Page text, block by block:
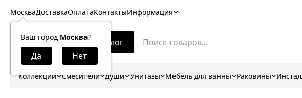
Москва
Ваш город Москва?
ДоставкаОплатаКонтактыИнформация
Каталог
Коллекции Смесители Души Унитазы Мебель для ванны Раковины